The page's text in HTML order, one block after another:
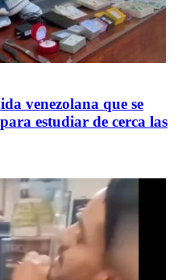
venezolana que se
estudiar de cerca las